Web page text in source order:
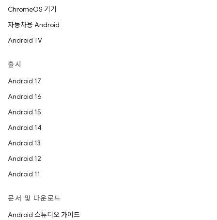
ChromeOS 기기
자동차용 Android
Android TV
출시
Android 17
Android 16
Android 15
Android 14
Android 13
Android 12
Android 11
문서 및 다운로드
Android 스튜디오 가이드